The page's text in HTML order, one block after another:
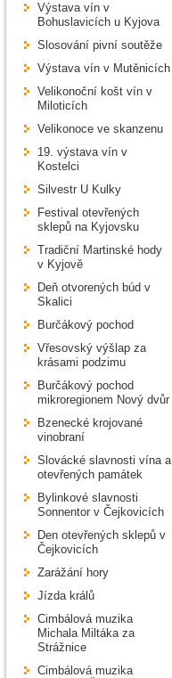
Výstava vín v
Bohuslavicích u Kyjova
Slosování pivní soutěže
Výstava vín v Mutěnicích
Velikonoční košt vín v
Miloticích
Velikonoce ve skanzenu
19. výstava vín v
Kostelci
Silvestr U Kulky
Festival otevřených
sklepů na Kyjovsku
Tradiční Martinské hody
v Kyjově
Deň otvorených búd v
Skalici
Burčákový pochod
Vřesovský výšlap za
krásami podzimu
Burčákový pochod
mikroregionem Nový dvůr
Bzenecké krojované
vinobraní
Slovácké slavnosti vína a
otevřených památek
Bylinkové slavnosti
Sonnentor v Čejkovicích
Den otevřených sklepů v
Čejkovicích
Zarážání hory
Jízda králů
Cimbálová muzika
Michala Miltáka za
Strážnice
Cimbálová muzika